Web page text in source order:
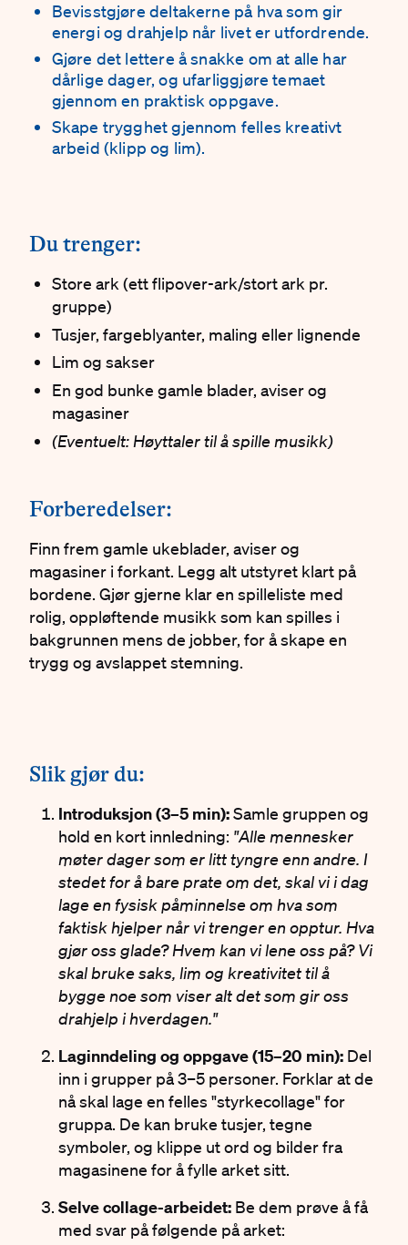
Bevisstgjøre deltakerne på hva som gir
energi og drahjelp når livet er utfordrende.
Gjøre det lettere å snakke om at alle har
dårlige dager, og ufarliggjøre temaet
gjennom en praktisk oppgave.
Skape trygghet gjennom felles kreativt
arbeid (klipp og lim).
#
Du trenger:
Store ark (ett flipover-ark/stort ark pr.
gruppe)
Tusjer, fargeblyanter, maling eller lignende
Lim og sakser
En god bunke gamle blader, aviser og
magasiner
(Eventuelt: Høyttaler til å spille musikk)
#
Forberedelser:
Finn frem gamle ukeblader, aviser og
magasiner i forkant. Legg alt utstyret klart på
bordene. Gjør gjerne klar en spilleliste med
rolig, oppløftende musikk som kan spilles i
bakgrunnen mens de jobber, for å skape en
trygg og avslappet stemning.
#
Slik gjør du:
Introduksjon (3–5 min):Samle gruppen og
hold en kort innledning: "Alle mennesker
møter dager som er litt tyngre enn andre. I
stedet for å bare prate om det, skal vi i dag
lage en fysisk påminnelse om hva som
faktisk hjelper når vi trenger en opptur. Hva
gjør oss glade? Hvem kan vi lene oss på? Vi
skal bruke saks, lim og kreativitet til å
bygge noe som viser alt det som gir oss
drahjelp i hverdagen."
Laginndeling og oppgave (15–20 min): Del
inn i grupper på 3–5 personer. Forklar at de
nå skal lage en felles "styrkecollage" for
gruppa. De kan bruke tusjer, tegne
symboler, og klippe ut ord og bilder fra
magasinene for å fylle arket sitt.
Selve collage-arbeidet: Be dem prøve å få
med svar på følgende på arket: